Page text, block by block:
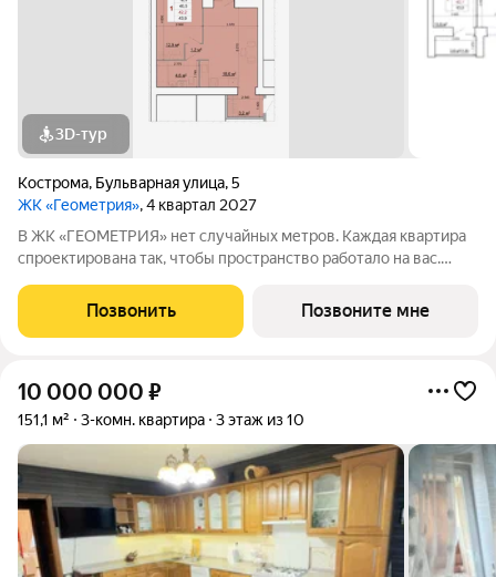
3D-тур
Кострома, Бульварная улица,5
ЖК «Геометрия», 4 квартал 2027
В ЖК «ГЕОМЕТРИЯ» нет случайных метров. Каждая квартира
спроектирована так, чтобы пространство работало на вас.
потолков 2,7 м стены оштукатурены выполнена цементно-
песчаная стяжка пола установлена
Позвонить Позвоните мне
10 000 000 ₽
151,1 м² 3-комн. квартира 3 этаж из 10